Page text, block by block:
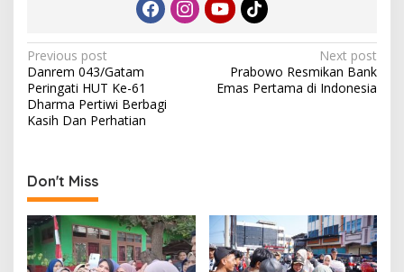
P
o
s
t
a
v
i
g
Previous post
Danrem 043/Gatam
Peringati HUT Ke-61
Dharma Pertiwi Berbagi
Kasih Dan Perhatian
Next post
Prabowo Resmikan Bank
Emas Pertama di Indonesia
Don't Miss